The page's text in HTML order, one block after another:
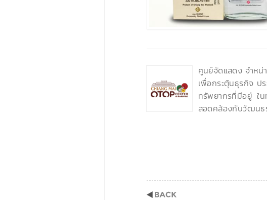
ศูนย์จัดแสดง จำหน่
เพื่อกระตุ้นธุรกิจ ป
ทรัพยากรที่มีอยู่ ใ
สอดคล้องกับวัฒนธร